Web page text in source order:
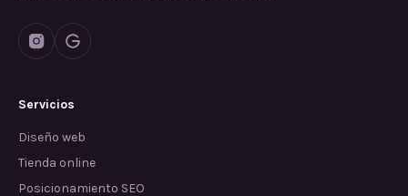
Servicios
Diseño web
Tienda online
Posicionamiento SEO